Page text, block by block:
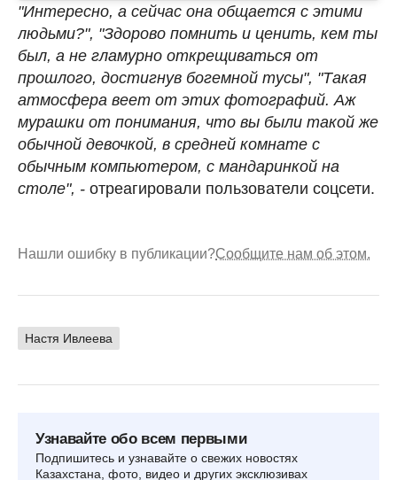
"Интересно, а сейчас она общается с этими
людьми?", "Здорово помнить и ценить, кем ты
был, а не гламурно открещиваться от
прошлого, достигнув богемной тусы", "Такая
атмосфера веет от этих фотографий. Аж
мурашки от понимания, что вы были такой же
обычной девочкой, в средней комнате с
обычным компьютером, с мандаринкой на
столе", - отреагировали пользователи соцсети.
Нашли ошибку в публикации?Сообщите нам об этом.
Настя Ивлеева
Узнавайте обо всем первыми
Подпишитесь и узнавайте о свежих новостях
Казахстана, фото, видео и других эксклюзивах